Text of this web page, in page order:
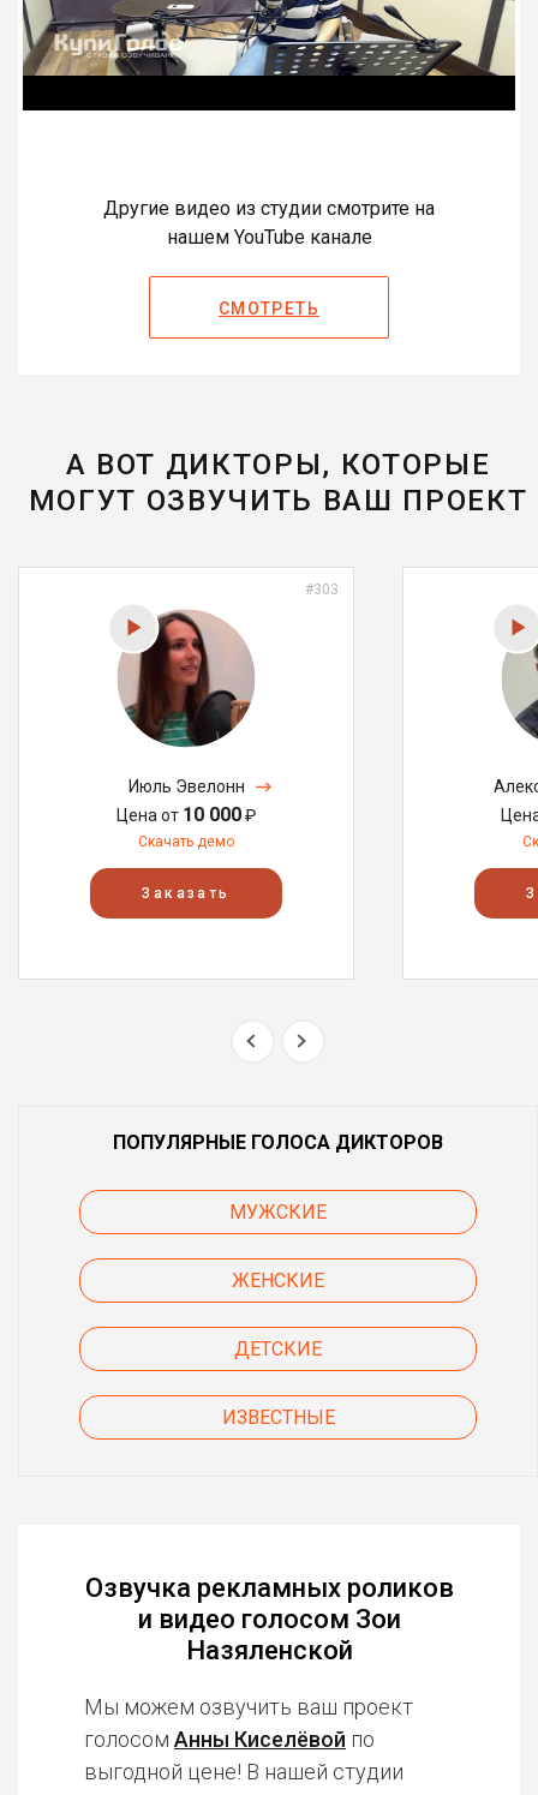
Другие видео из студии смотрите на
нашем YouTube канале
СМОТРЕТЬ
А ВОТ ДИКТОРЫ, КОТОРЫЕ
МОГУТ ОЗВУЧИТЬ ВАШ ПРОЕКТ
#303
Июль Эвелонн
Цена от 10 000₽
Скачать демо
Заказать
ПОПУЛЯРНЫЕ ГОЛОСА ДИКТОРОВ
МУЖСКИЕ
ЖЕНСКИЕ
ДЕТСКИЕ
ИЗВЕСТНЫЕ
Озвучка рекламных роликов
и видео голосом Зои
Назяленской
Мы можем озвучить ваш проект
голосом Анны Киселёвой по
выгодной цене! В нашей студии